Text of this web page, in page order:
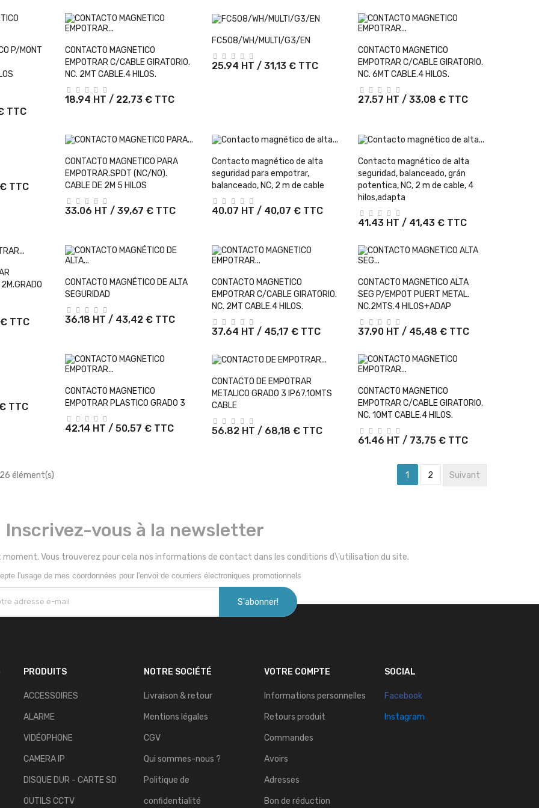
P/MONT
TTC
+ Ajouter Au Panier
CONTACTO MAGNETICO
EMPOTRAR C/CABLE GIRATORIO.
NC. 2MT CABLE.4 HILOS.
18.94 HT / 22,73 € TTC
+ Ajouter Au Panier
FC508/WH/MULTI/G3/EN
25.94 HT / 31,13 € TTC
+ Ajouter Au Panier
CONTACTO MAGNETICO
EMPOTRAR C/CABLE GIRATORIO.
NC. 6MT CABLE.4 HILOS.
27.57 HT / 33,08 € TTC
TTC
+ Ajouter Au Panier
CONTACTO MAGNETICO PARA
EMPOTRAR.SPDT (NC/NO).
CABLE DE 2M 5 HILOS
33.06 HT / 39,67 € TTC
+ Ajouter Au Panier
Contacto magnético de alta
seguridad para empotrar,
balanceado, NC, 2 m de cable
40.07 HT / 40,07 € TTC
+ Ajouter Au Panier
Contacto magnético de alta
seguridad, balanceado, grán
potentica, NC, 2 m de cable, 4
hilos,adapta
41.43 HT / 41,43 € TTC
TTC
+ Ajouter Au Panier
CONTACTO MAGNÉTICO DE ALTA
SEGURIDAD
36.18 HT / 43,42 € TTC
+ Ajouter Au Panier
CONTACTO MAGNETICO
EMPOTRAR C/CABLE GIRATORIO.
NC. 2MT CABLE.4 HILOS.
37.64 HT / 45,17 € TTC
+ Ajouter Au Panier
CONTACTO MAGNETICO ALTA
SEG P/EMPOT PUERT METAL.
NC.2MTS.4 HILOS+ADAP
37.90 HT / 45,48 € TTC
TTC
+ Ajouter Au Panier
CONTACTO MAGNETICO
EMPOTRAR PLASTICO GRADO 3
42.14 HT / 50,57 € TTC
+ Ajouter Au Panier
CONTACTO DE EMPOTRAR
METALICO GRADO 3 IP67.10MTS
CABLE
56.82 HT / 68,18 € TTC
+ Ajouter Au Panier
CONTACTO MAGNETICO
EMPOTRAR C/CABLE GIRATORIO.
NC. 10MT CABLE.4 HILOS.
61.46 HT / 73,75 € TTC
élément(s) 1 2 Suivant
Inscrivez-vous à la newsletter
moment. Vous trouverez pour cela nos informations de contact dans les conditions d\'utilisation du site.
l'usage de mes coordonnées pour l'envoi de courriers électroniques promotionnels
PRODUITS
ACCESSOIRES
ALARME
VIDÉOPHONE
CAMERA IP
DISQUE DUR - CARTE SD
OUTILS CCTV
NOTRE SOCIÉTÉ
Livraison & retour
Mentions légales
CGV
Qui sommes-nous ?
Politique de
confidentialité
VOTRE COMPTE
Informations personnelles
Retours produit
Commandes
Avoirs
Adresses
Bon de réduction
SOCIAL
Facebook
Instagram